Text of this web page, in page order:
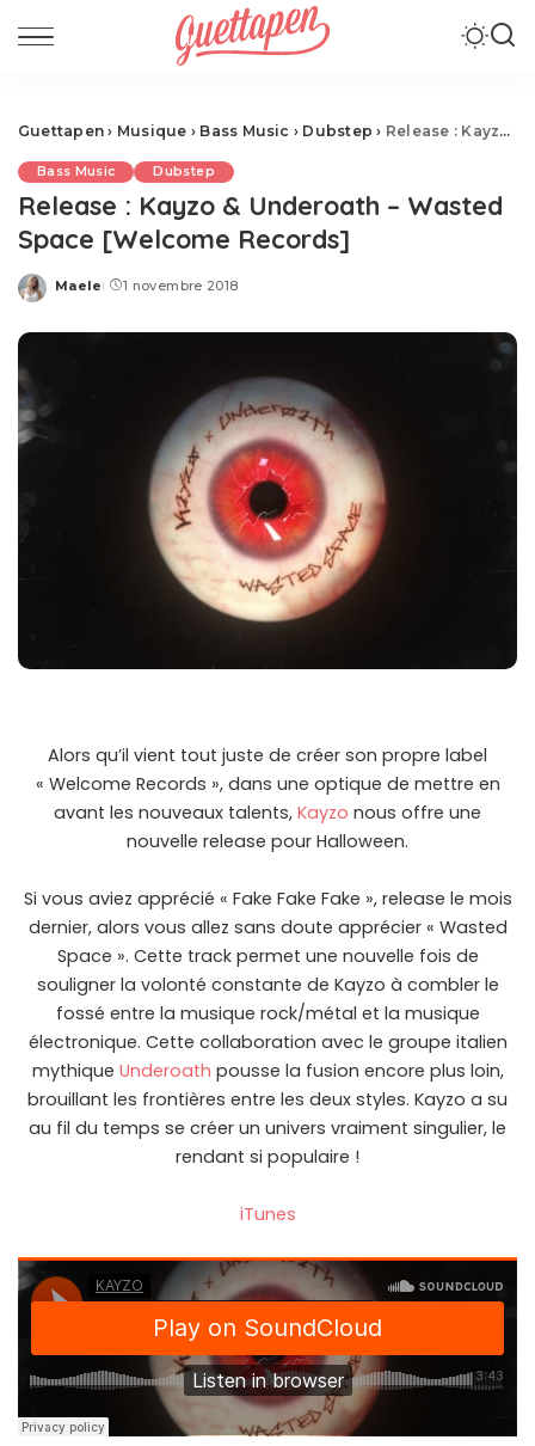
Guettapen › Musique › Bass Music › Dubstep › Release : Kayzo & Underoath – Wasted Space [Welcome Records]
Bass Music Dubstep
Release : Kayzo & Underoath – Wasted
Space [Welcome Records]
Posted
Maele 1 novembre 2018
Alors qu’il vient tout juste de créer son propre label
« Welcome Records », dans une optique de mettre en
avant les nouveaux talents, Kayzo nous offre une
nouvelle release pour Halloween.
Si vous aviez apprécié « Fake Fake Fake », release le mois
dernier, alors vous allez sans doute apprécier « Wasted
Space ». Cette track permet une nouvelle fois de
souligner la volonté constante de Kayzo à combler le
fossé entre la musique rock/métal et la musique
électronique. Cette collaboration avec le groupe italien
mythique Underoath pousse la fusion encore plus loin,
brouillant les frontières entre les deux styles. Kayzo a su
au fil du temps se créer un univers vraiment singulier, le
rendant si populaire !
iTunes